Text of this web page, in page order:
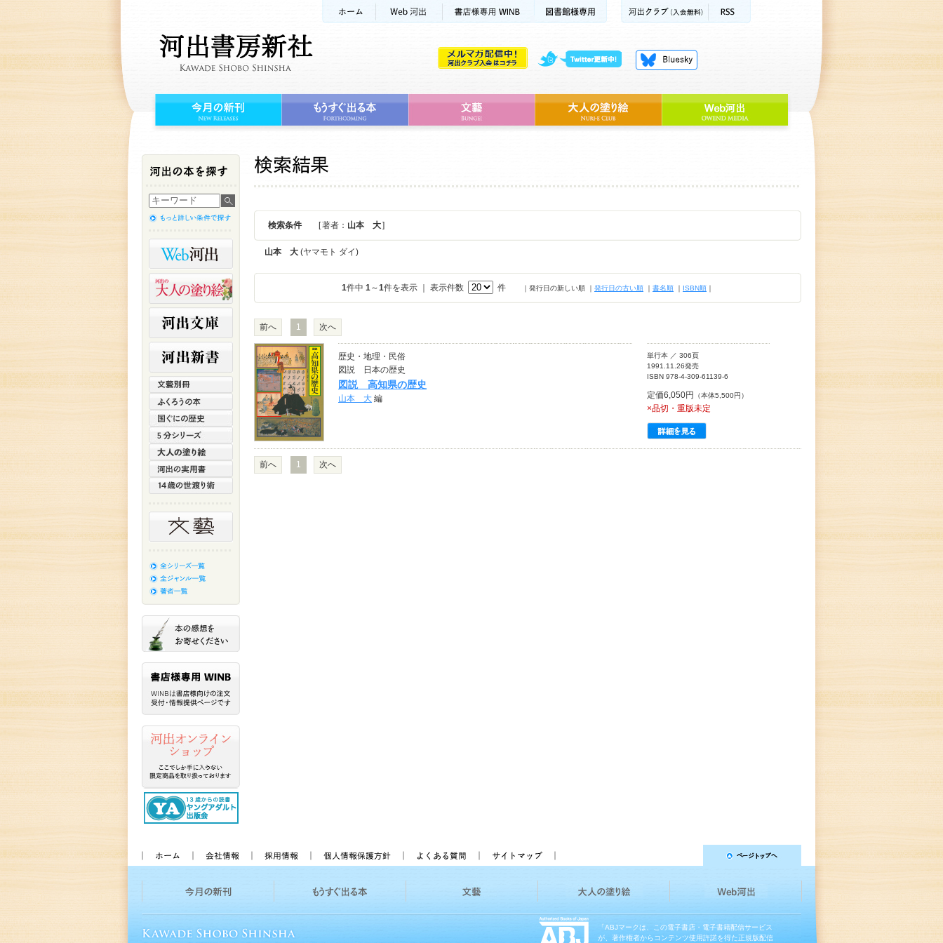
検索条件 [ 著者： 山本 大]
山本 大 (ヤマモト ダイ)
1件中 1～1件を表示 ｜ 表示件数 件 ｜発行日の新しい順 ｜ 発行日の古い順 ｜ 書名順 ｜ ISBN順 ｜
前へ 1 次へ
歴史・地理・民俗
図説 日本の歴史
図説 高知県の歴史
山本 大 編
単行本 ／ 306頁
1991.11.26発売
ISBN 978-4-309-61139-6
定価6,050円 （本体5,500円）
×品切・重版未定
前へ 1 次へ
「ABJマークは、この電子書店・電子書籍配信サービス
が、著作権者からコンテンツ使用許諾を得た正規版配信